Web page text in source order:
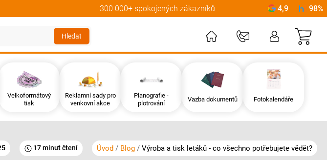
300 000+ spokojených zákazníků 4,9 98%
Hledat
Velkoformátový
tisk
Reklamní sady pro
venkovní akce
Planografie -
plotrování
Vazba dokumentů Fotokalendáře
17 minut čtení Úvod Blog Výroba a tisk letáků - co všechno potřebujete vědět?
od návrhu přes